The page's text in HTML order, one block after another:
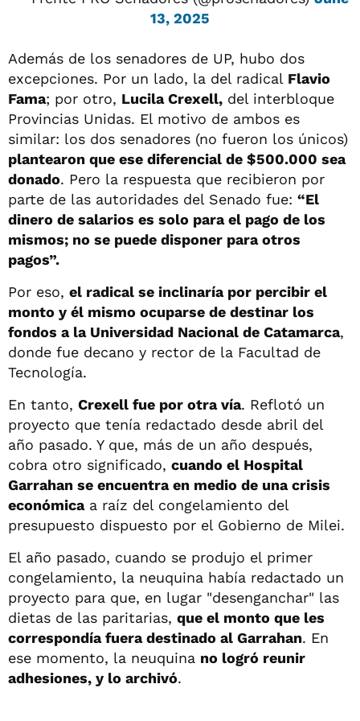
13, 2025
Además de los senadores de UP, hubo dos
excepciones. Por un lado, la del radical Flavio
Fama; por otro, Lucila Crexell, del interbloque
Provincias Unidas. El motivo de ambos es
similar: los dos senadores (no fueron los únicos)
plantearon que ese diferencial de $500.000 sea
donado. Pero la respuesta que recibieron por
parte de las autoridades del Senado fue: “El
dinero de salarios es solo para el pago de los
mismos; no se puede disponer para otros
pagos”.
Por eso, el radical se inclinaría por percibir el
monto y él mismo ocuparse de destinar los
fondos a la Universidad Nacional de Catamarca,
donde fue decano y rector de la Facultad de
Tecnología.
En tanto, Crexell fue por otra vía. Reflotó un
proyecto que tenía redactado desde abril del
año pasado. Y que, más de un año después,
cobra otro significado, cuando el Hospital
Garrahan se encuentra en medio de una crisis
económicaa raíz del congelamiento del
presupuesto dispuesto por el Gobierno de Milei.
El año pasado, cuando se produjo el primer
congelamiento, la neuquina había redactado un
proyecto para que, en lugar "desenganchar" las
dietas de las paritarias, que el monto que les
correspondía fuera destinado al Garrahan. En
ese momento, la neuquina no logró reunir
adhesiones, y lo archivó.